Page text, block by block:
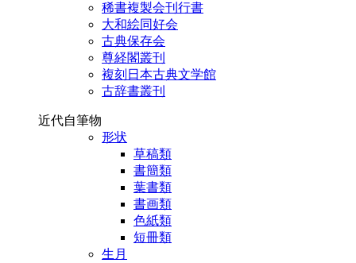
稀書複製会刊行書
大和絵同好会
古典保存会
尊経閣叢刊
複刻日本古典文学館
古辞書叢刊
近代自筆物
形状
草稿類
書簡類
葉書類
書画類
色紙類
短冊類
生月